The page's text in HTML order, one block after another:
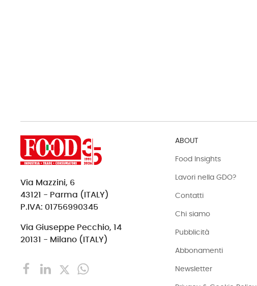
Via Mazzini, 6
43121 - Parma (ITALY)
P.IVA: 01756990345
Via Giuseppe Pecchio, 14
20131 - Milano (ITALY)
ABOUT
Food Insights
Lavori nella GDO?
Contatti
Chi siamo
Pubblicità
Abbonamenti
Newsletter